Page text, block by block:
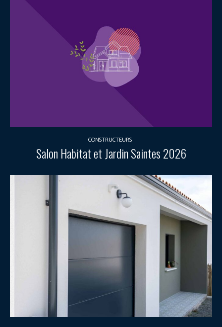
CONSTRUCTEURS
Salon Habitat et Jardin Saintes 2026